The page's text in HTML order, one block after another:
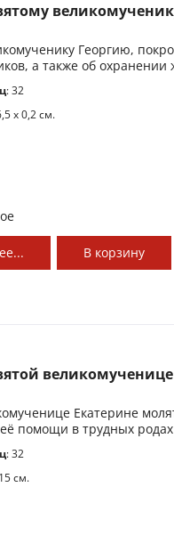
Георгию,
а также об охранении
: 32
x 0,2 см.
В корзину
Екатерине
помощи в трудных
: 32
см.